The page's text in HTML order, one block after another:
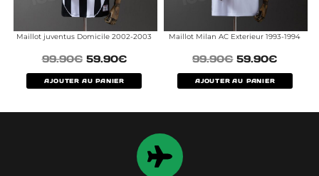
Maillot juventus Domicile 2002-2003
99.90€ 59.90€
AJOUTER AU PANIER
Maillot Milan AC Exterieur 1993-1994
99.90€ 59.90€
AJOUTER AU PANIER